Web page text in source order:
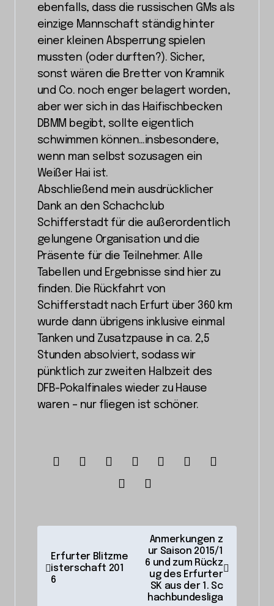
ebenfalls, dass die russischen GMs als
einzige Mannschaft ständig hinter
einer kleinen Absperrung spielen
mussten (oder durften?). Sicher,
sonst wären die Bretter von Kramnik
und Co. noch enger belagert worden,
aber wer sich in das Haifischbecken
DBMM begibt, sollte eigentlich
schwimmen können…insbesondere,
wenn man selbst sozusagen ein
Weißer Hai ist.
Abschließend mein ausdrücklicher
Dank an den Schachclub
Schifferstadt für die außerordentlich
gelungene Organisation und die
Präsente für die Teilnehmer. Alle
Tabellen und Ergebnisse sind hier zu
finden. Die Rückfahrt von
Schifferstadt nach Erfurt über 360 km
wurde dann übrigens inklusive einmal
Tanken und Zusatzpause in ca. 2,5
Stunden absolviert, sodass wir
pünktlich zur zweiten Halbzeit des
DFB-Pokalfinales wieder zu Hause
waren – nur fliegen ist schöner.
Erfurter Blitzme
isterschaft 201
6
Anmerkungen z
ur Saison 2015/1
6 und zum Rückz
ug des Erfurter
SK aus der 1. Sc
hachbundesliga